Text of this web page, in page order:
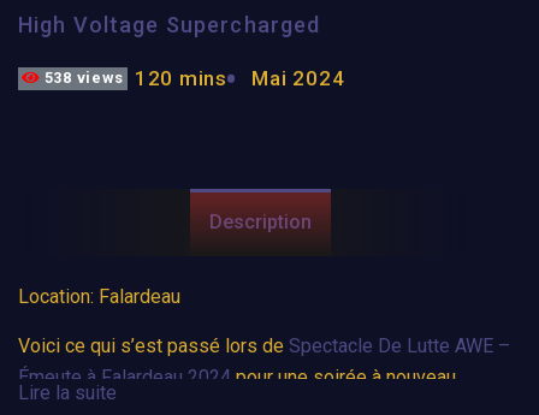
High Voltage Supercharged
538 views 120 mins Mai 2024
Description
Location: Falardeau
Voici ce qui s’est passé lors de Spectacle De Lutte AWE –
Émeute à Falardeau 2024 pour une soirée à nouveau
Lire la suite